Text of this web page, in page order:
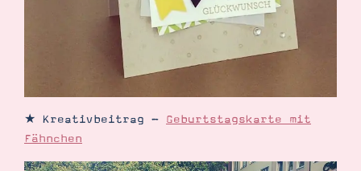
★ Kreativbeitrag - Geburtstagskarte mit
Fähnchen